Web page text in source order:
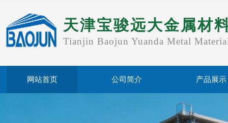
天津宝骏远大金属材
Tianjin Baojun Yuanda Metal
网站首页 公司简介 产品展示